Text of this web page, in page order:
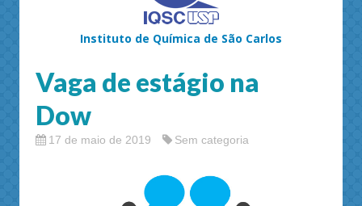
Instituto de Química de São Carlos
Vaga de estágio na
Dow
17 de maio de 2019 Sem categoria